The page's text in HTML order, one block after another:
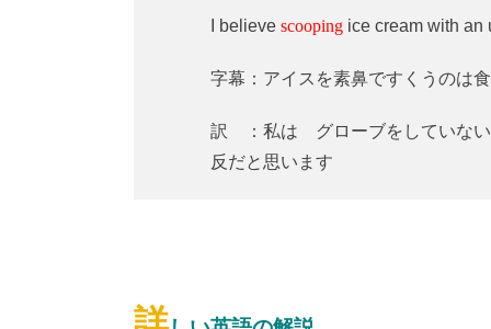
I believe scooping ice cream with an
字幕：アイスを素鼻ですくうのは
訳 ：私は グローブをしていない
反だと思います